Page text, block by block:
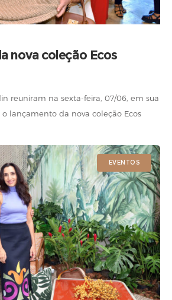
nova coleção Ecos
reuniram na sexta-feira, 07/06, em sua
lançamento da nova coleção Ecos
EVENTOS